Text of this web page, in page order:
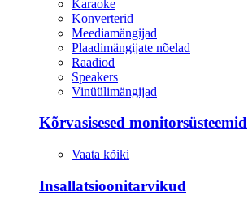
Karaoke
Konverterid
Meediamängijad
Plaadimängijate nõelad
Raadiod
Speakers
Vinüülimängijad
Kõrvasisesed monitorsüsteemid
Vaata kõiki
Insallatsioonitarvikud